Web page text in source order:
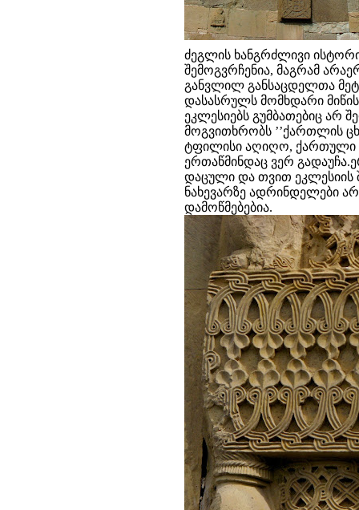
ძეგლის ხანგრძლივი
შემოგვრჩენია, მაგრამ
განვლილ განსაცდელთა
დასასრულს მომხდარი
ეკლესიებს გუმბათებიც არ
მოგვითხრობს ’’ქართლის
ტფილისი აღიღო, ქართული
ერთაწმინდაც ვერ
დაცული და თვით ეკლესიის
ნახევარზე ადრინდელები არ
დამოწმებებია.